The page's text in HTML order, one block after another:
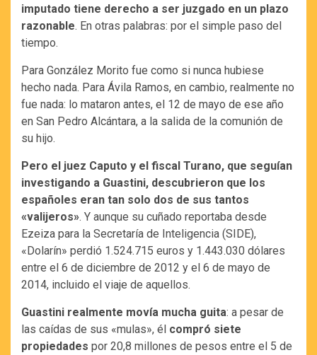
imputado tiene derecho a ser juzgado en un plazo
razonable. En otras palabras: por el simple paso del
tiempo.
Para González Morito fue como si nunca hubiese
hecho nada. Para Ávila Ramos, en cambio, realmente no
fue nada: lo mataron antes, el 12 de mayo de ese año
en San Pedro Alcántara, a la salida de la comunión de
su hijo.
Pero el juez Caputo y el fiscal Turano, que seguían
investigando a Guastini, descubrieron que los
españoles eran tan solo dos de sus tantos
«valijeros». Y aunque su cuñado reportaba desde
Ezeiza para la Secretaría de Inteligencia (SIDE),
«Dolarín» perdió 1.524.715 euros y 1.443.030 dólares
entre el 6 de diciembre de 2012 y el 6 de mayo de
2014, incluido el viaje de aquellos.
Guastini realmente movía mucha guita: a pesar de
las caídas de sus «mulas», él compró siete
propiedades por 20,8 millones de pesos entre el 5 de